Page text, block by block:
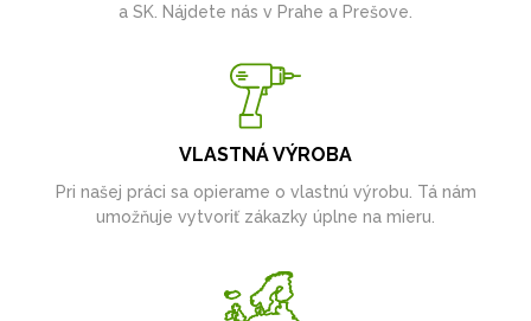
a SK. Nájdete nás v Prahe a Prešove.
VLASTNÁ VÝROBA
Pri našej práci sa opierame o vlastnú výrobu. Tá nám
umožňuje vytvoriť zákazky úplne na mieru.